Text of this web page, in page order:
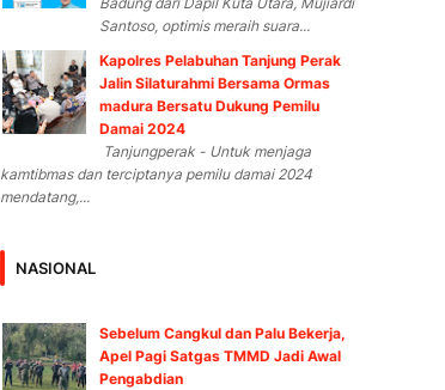
Santoso, optimis meraih suara...
Kapolres Pelabuhan Tanjung Perak
Jalin Silaturahmi Bersama Ormas
madura Bersatu Dukung Pemilu
Damai 2024
Tanjungperak - Untuk menjaga
kamtibmas dan terciptanya pemilu damai 2024
mendatang,...
NASIONAL
Sebelum Cangkul dan Palu Bekerja,
Apel Pagi Satgas TMMD Jadi Awal
Pengabdian